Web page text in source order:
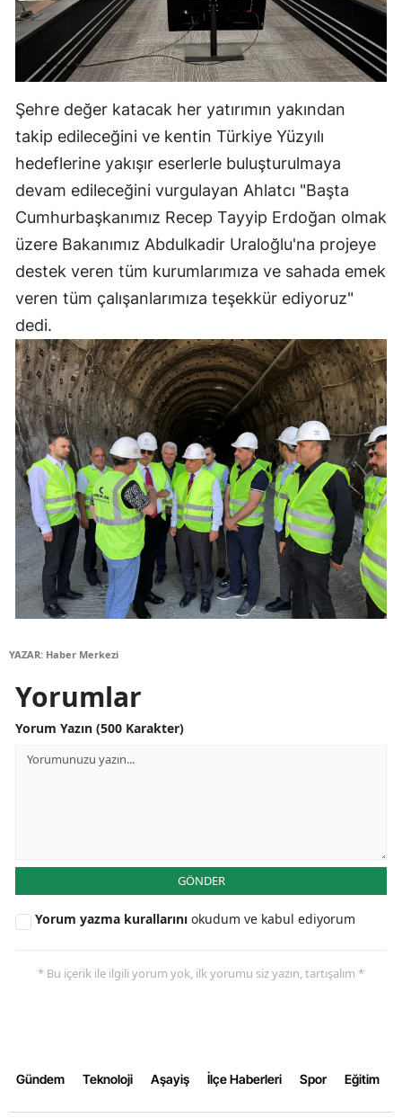
Şehre değer katacak her yatırımın yakından
takip edileceğini ve kentin Türkiye Yüzyılı
hedeflerine yakışır eserlerle buluşturulmaya
devam edileceğini vurgulayan Ahlatcı "Başta
Cumhurbaşkanımız Recep Tayyip Erdoğan olmak
üzere Bakanımız Abdulkadir Uraloğlu'na projeye
destek veren tüm kurumlarımıza ve sahada emek
veren tüm çalışanlarımıza teşekkür ediyoruz"
dedi.
YAZAR: Haber Merkezi
Yorumlar
Yorum Yazın (500 Karakter)
GÖNDER
Yorum yazma kurallarını okudum ve kabul ediyorum
* Bu içerik ile ilgili yorum yok, ilk yorumu siz yazın, tartışalım *
Gündem Teknoloji Aşayiş İlçe Haberleri Spor Eğitim